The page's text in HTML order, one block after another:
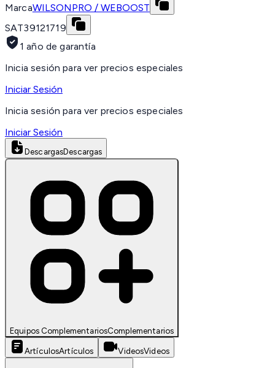
MarcaWILSONPRO / WEBOOST
SAT39121719
1 año de garantía
Inicia sesión para ver precios especiales
Iniciar Sesión
Inicia sesión para ver precios especiales
Iniciar Sesión
DescargasDescargas
Equipos ComplementariosComplementarios
ArtículosArtículos VideosVideos